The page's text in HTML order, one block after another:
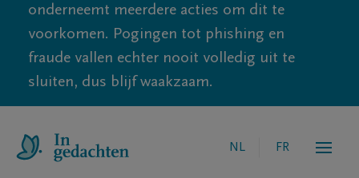
onderneemt meerdere acties om dit te
voorkomen. Pogingen tot phishing en
fraude vallen echter nooit volledig uit te
sluiten, dus blijf waakzaam.
NL FR